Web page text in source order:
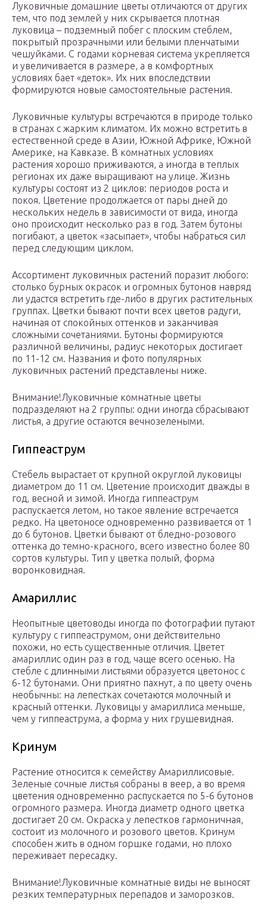
Луковичные домашние цветы отличаются от других
тем, что под землей у них скрывается плотная
луковица – подземный побег с плоским стеблем,
покрытый прозрачными или белыми пленчатыми
чешуйками. С годами корневая система укрепляется
и увеличивается в размере, а в комфортных
условиях бает «деток». Их них впоследствии
формируются новые самостоятельные растения.
Луковичные культуры встречаются в природе только
в странах с жарким климатом. Их можно встретить в
естественной среде в Азии, Южной Африке, Южной
Америке, на Кавказе. В комнатных условиях
растения хорошо приживаются, а иногда в теплых
регионах их даже выращивают на улице. Жизнь
культуры состоят из 2 циклов: периодов роста и
покоя. Цветение продолжается от пары дней до
нескольких недель в зависимости от вида, иногда
оно происходит несколько раз в год. Затем бутоны
погибают, а цветок «засыпает», чтобы набраться сил
перед следующим циклом.
Ассортимент луковичных растений поразит любого:
столько бурных окрасок и огромных бутонов навряд
ли удастся встретить где-либо в других растительных
группах. Цветки бывают почти всех цветов радуги,
начиная от спокойных оттенков и заканчивая
сложными сочетаниями. Бутоны формируются
различной величины, радиус некоторых достигает
по 11-12 см. Названия и фото популярных
луковичных растений представлены ниже.
Внимание!Луковичные комнатные цветы
подразделяют на 2 группы: одни иногда сбрасывают
листья, а другие остаются вечнозелеными.
Гиппеаструм
Стебель вырастает от крупной округлой луковицы
диаметром до 11 см. Цветение происходит дважды в
год, весной и зимой. Иногда гиппеаструм
распускается летом, но такое явление встречается
редко. На цветоносе одновременно развивается от 1
до 6 бутонов. Цветки бывают от бледно-розового
оттенка до темно-красного, всего известно более 80
сортов культуры. Тип у цветка полый, форма
воронковидная.
Амариллис
Неопытные цветоводы иногда по фотографии путают
культуру с гиппеаструмом, они действительно
похожи, но есть существенные отличия. Цветет
амариллис один раз в год, чаще всего осенью. На
стебле с длинными листьями образуется цветонос с
6-12 бутонами. Они приятно пахнут, а по цвету очень
необычны: на лепестках сочетаются молочный и
красный оттенки. Луковицы у амариллиса меньше,
чем у гиппеаструма, а форма у них грушевидная.
Кринум
Растение относится к семейству Амариллисовые.
Зеленые сочные листья собраны в веер, а во время
цветения одновременно распускается по 5-6 бутонов
огромного размера. Иногда диаметр одного цветка
достигает 20 см. Окраска у лепестков гармоничная,
состоит из молочного и розового цветов. Кринум
способен жить в одном горшке годами, но плохо
переживает пересадку.
Внимание!Луковичные комнатные виды не выносят
резких температурных перепадов и заморозков.